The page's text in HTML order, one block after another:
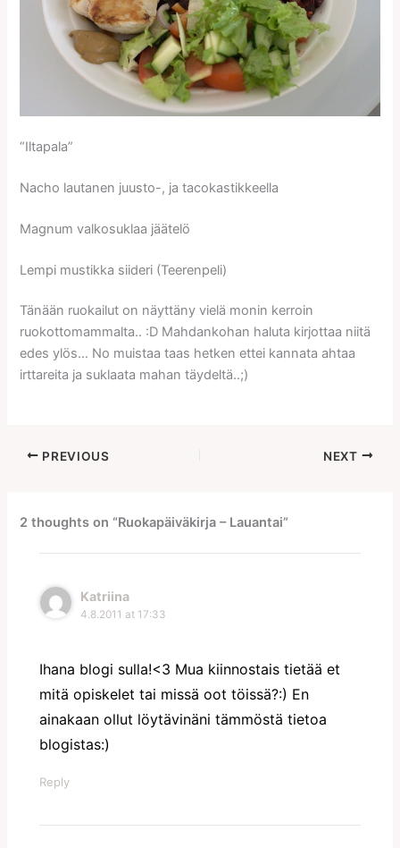
“Iltapala”
Nacho lautanen juusto-, ja tacokastikkeella
Magnum valkosuklaa jäätelö
Lempi mustikka siideri (Teerenpeli)
Tänään ruokailut on näyttäny vielä monin kerroin
ruokottomammalta.. :D Mahdankohan haluta kirjottaa niitä
edes ylös… No muistaa taas hetken ettei kannata ahtaa
irttareita ja suklaata mahan täydeltä..;)
PREVIOUS NEXT
2 thoughts on “Ruokapäiväkirja – Lauantai”
Katriina
4.8.2011 at 17:33
Ihana blogi sulla!<3 Mua kiinnostais tietää et
mitä opiskelet tai missä oot töissä?:) En
ainakaan ollut löytävinäni tämmöstä tietoa
blogistas:)
Reply